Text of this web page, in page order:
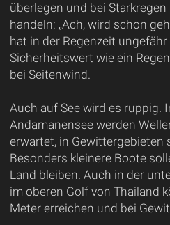
überlegen und bei
handeln: „Ach, wird schon
hat in der Regenzeit
Sicherheitswert wie ein
bei Seitenwind.
Auch auf See wird es ruppig.
Andamanensee werden
erwartet, in Gewittergebieten
Besonders kleinere Boote
Land bleiben. Auch in der
im oberen Golf von Thailand
Meter erreichen und bei